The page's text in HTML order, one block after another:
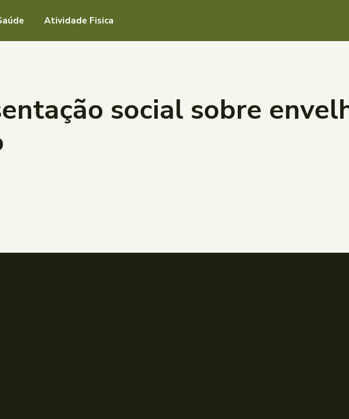
Atividade Fisica
social sobre